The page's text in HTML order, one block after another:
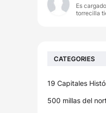
Es
torrecilla
CATEGORIES
19 Capitales
500 millas del